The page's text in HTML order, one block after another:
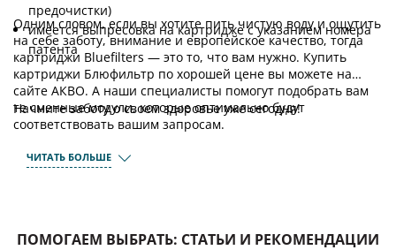
предочистки)
имеется выпресовка на картридже с указанием номера
патента
Одним словом, если вы хотите пить чистую воду и ощутить
на себе заботу, внимание и европейское качество, тогда
картриджи Bluefilters — это то, что вам нужно. Купить
картриджи Блюфильтр по хорошей цене вы можете на
сайте АКВО. А наши специалисты помогут подобрать вам
те сменные модули, которые оптимально будут
соответствовать вашим запросам.
Начните заботу о своем здоровье уже сегодня!
ЧИТАТЬ БОЛЬШЕ
ПОМОГАЕМ ВЫБРАТЬ: СТАТЬИ И РЕКОМЕНДАЦИИ